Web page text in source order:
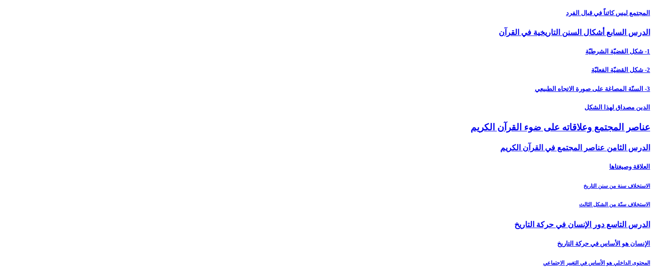
المجتمع ليس كائناً في قبال الفرد
الدرس السابع أشكال السنن التاريخية في القرآن‏
1- شكل القضيّة الشرطيّة
2- شكل القضيّة الفعليّة
3- السنّة المصاغة على صورة الاتجاه الطبيعي
الدين مصداق لهذا الشكل
عناصر المجتمع وعلاقاته على ضوء القرآن الكريم‏
الدرس الثامن عناصر المجتمع في القرآن الكريم‏
العلاقة وصيغتاها
الاستخلاف سنة من سنن التاريخ
الاستخلاف سنّة من الشكل الثالث
الدرس التاسع دور الإنسان في حركة التاريخ‏
الإنسان هو الأساس في حركة التاريخ
المحتوى الداخلي هو الأساس في التغيير الاجتماعي